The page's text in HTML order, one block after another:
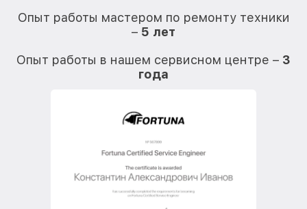
Опыт работы мастером по ремонту техники
– 5 лет
Опыт работы в нашем сервисном центре – 3
года